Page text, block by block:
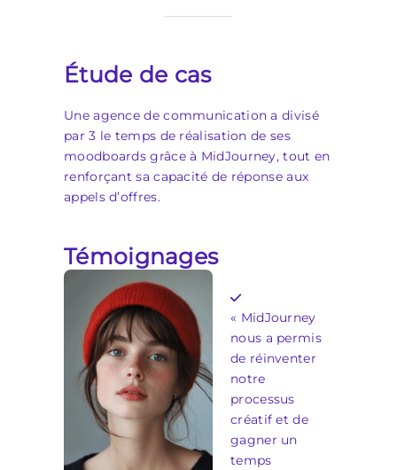
Étude de cas
Une agence de communication a divisé
par 3 le temps de réalisation de ses
moodboards grâce à MidJourney, tout en
renforçant sa capacité de réponse aux
appels d’offres.
Témoignages
« MidJourney
nous a permis
de réinventer
notre
processus
créatif et de
gagner un
temps